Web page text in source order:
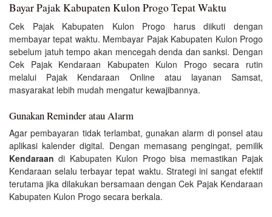
Bayar Pajak Kabupaten Kulon Progo Tepat Waktu
Cek Pajak Kabupaten Kulon Progo harus diikuti dengan
membayar tepat waktu. Membayar Pajak Kabupaten Kulon Progo
sebelum jatuh tempo akan mencegah denda dan sanksi. Dengan
Cek Pajak Kendaraan Kabupaten Kulon Progo secara rutin
melalui Pajak Kendaraan Online atau layanan Samsat,
masyarakat lebih mudah mengatur kewajibannya.
Gunakan Reminder atau Alarm
Agar pembayaran tidak terlambat, gunakan alarm di ponsel atau
aplikasi kalender digital. Dengan memasang pengingat, pemilik
Kendaraan di Kabupaten Kulon Progo bisa memastikan Pajak
Kendaraan selalu terbayar tepat waktu. Strategi ini sangat efektif
terutama jika dilakukan bersamaan dengan Cek Pajak Kendaraan
Kabupaten Kulon Progo secara berkala.